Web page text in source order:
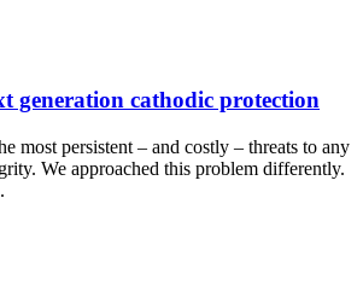
generation cathodic protection
most persistent – and costly – threats to any
We approached this problem differently.